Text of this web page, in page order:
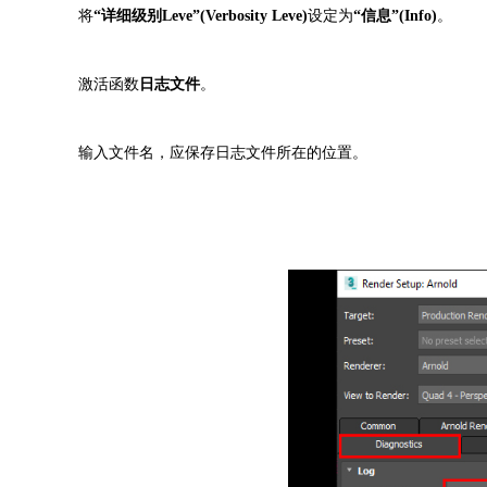
将“详细级别Leve”(Verbosity Leve)设定为“信息”(Info) 。
激活函数 日志文件。
输入文件名，应保存日志文件所在的位置。